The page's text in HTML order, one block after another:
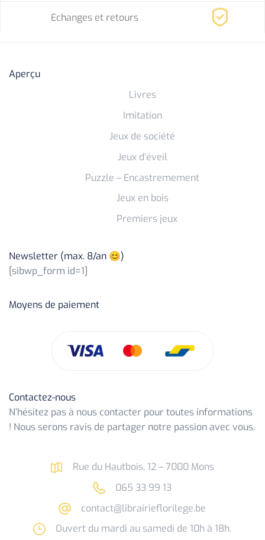
Echanges et retours
Aperçu
Livres
Imitation
Jeux de société
Jeux d’éveil
Puzzle – Encastremement
Jeux en bois
Premiers jeux
Newsletter (max. 8/an 😊)
[sibwp_form id=1]
Moyens de paiement
Contactez-nous
N’hésitez pas à nous contacter pour toutes informations
! Nous serons ravis de partager notre passion avec vous.
Rue du Hautbois, 12 – 7000 Mons
065 33 99 13
contact@librairieflorilege.be
Ouvert du mardi au samedi de 10h à 18h.